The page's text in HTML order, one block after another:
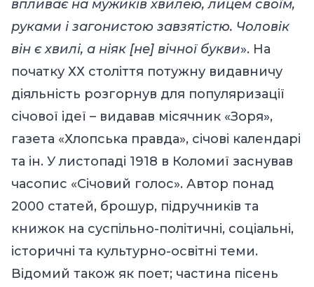
впливає на мужиків хвилею, лицем своїм,
руками і загонистою завзятістю. Чоловік
він є хвилі, а ніяк [не] вічної букви». На
початку ХХ століття потужну видавничу
діяльність розгорнув для популяризації
січової ідеї – видавав місячник «Зоря»,
газета «Хлопська правда», січові календарі
та ін. У листопаді 1918 в Коломиї заснував
часопис «Січовий голос». Автор понад
2000 статей, брошур, підручників та
книжок на суспільно-політичні, соціальні,
історичні та культурно-освітні теми.
Відомий також як поет; частина пісень